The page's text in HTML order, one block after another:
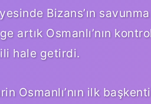
Bizans’ın
artık Osmanlı’nın
hale getirdi.
Osmanlı’nın ilk